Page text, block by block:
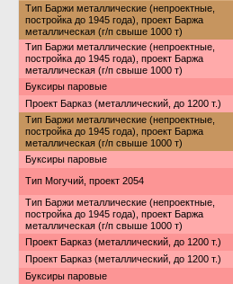
Тип Баржи металлические (непроектные,
постройка до 1945 года), проект Баржа
металлическая (г/п свыше 1000 т)
Тип Баржи металлические (непроектные,
постройка до 1945 года), проект Баржа
металлическая (г/п свыше 1000 т)
Буксиры паровые
Проект Барказ (металлический, до 1200 т.)
Тип Баржи металлические (непроектные,
постройка до 1945 года), проект Баржа
металлическая (г/п свыше 1000 т)
Буксиры паровые
Тип Могучий, проект 2054
Тип Баржи металлические (непроектные,
постройка до 1945 года), проект Баржа
металлическая (г/п свыше 1000 т)
Проект Барказ (металлический, до 1200 т.)
Проект Барказ (металлический, до 1200 т.)
Буксиры паровые